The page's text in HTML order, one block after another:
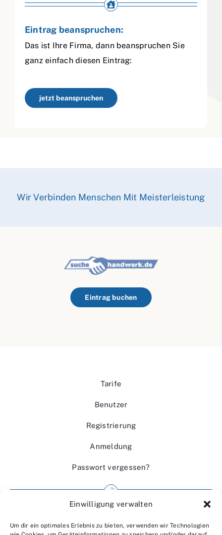
Einwilligung verwalten
Um dir ein optimales Erlebnis zu bieten, verwenden wir Technologien
Eintrag beanspruchen:
Das ist Ihre Firma, dann beanspruchen Sie
ganz einfach diesen Eintrag:
jetzt beanspruchen
Wir Verbinden Menschen Mit Meisterleistung
Eintrag buchen
Tarife
Benutzer
Registrierung
Anmeldung
Passwort vergessen?